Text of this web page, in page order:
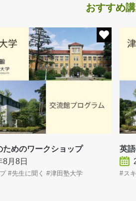
おすすめ
ためのワークショップ
8月8日
先生に聞く 津田塾大学
英
ス